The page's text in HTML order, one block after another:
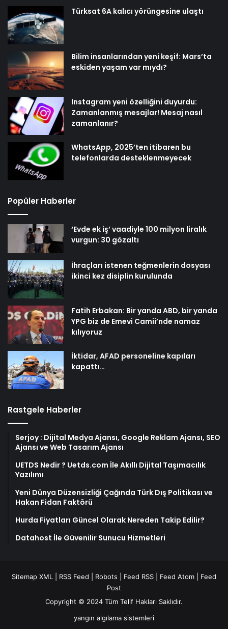
Türksat 6A kalıcı yörüngesine ulaştı
Bilim insanlarından yeni keşif: Mars’ta
eskiden yaşam var mıydı?
Instagram yeni özelliğini duyurdu:
Zamanlanmış mesajlar! Mesaj nasıl
zamanlanır?
WhatsApp, 2025’ten itibaren bu
telefonlarda desteklenmeyecek
Popüler Haberler
‘Evde ek iş’ vaadiyle 100 milyon liralık
vurgun: 30 gözaltı
İhraçları istenen teğmenlerin dosyası
ikinci kez disiplin kurulunda
Fatih Erbakan: Bir yanda ABD, bir yanda
YPG biz de Emevi Camii’nde namaz
kılıyoruz
İktidar, AFAD personeline kapıları
kapattı…
Rastgele Haberler
Serjoy : Dijital Medya Ajansı, Google Reklam Ajansı, SEO
Ajansı ve Web Tasarım Ajansı
UETDS Nedir ? Uetds.com İle Akıllı Dijital Taşımacılık
Yazılımı
Yeni Dünya Düzensizliği Çağında Türk Dış Politikası ve
Hakan Fidan Faktörü
Hurda Fiyatları Güncel Olarak Nereden Takip Edilir?
Datahost İle Güvenilir Sunucu Hizmetleri
Sitemap XML RSS Feed Robots Feed RSS Feed Atom
Feed
Post
Copyright © 2024 Tüm Telif Hakları Saklıdır.
yangın algılama sistemleri